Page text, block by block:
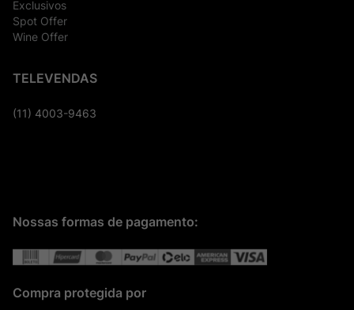
Exclusivos
Spot Offer
Wine Offer
TELEVENDAS
(11) 4003-9463
Nossas formas de pagamento:
Compra protegida por